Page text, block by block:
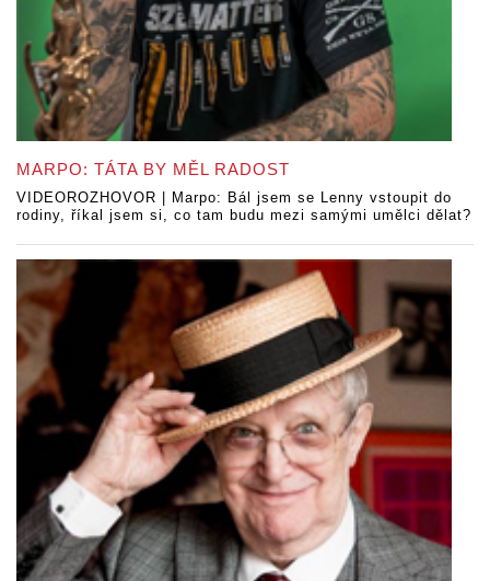
MARPO: TÁTA BY MĚL RADOST
VIDEOROZHOVOR | Marpo: Bál jsem se Lenny vstoupit do
rodiny, říkal jsem si, co tam budu mezi samými umělci dělat?